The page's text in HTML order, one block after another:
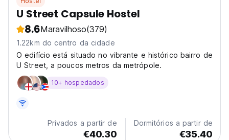
U Street Capsule Hostel
8.6Maravilhoso(379)
1.22km do centro da cidade
O edifício está situado no vibrante e histórico bairro de
U Street, a poucos metros da metrópole.
10+ hospedados
Privados a partir de
€40.30
Dormitórios a partir de
€35.40